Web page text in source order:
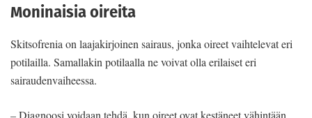
Moninaisia oireita
Skitsofrenia on laajakirjoinen sairaus, jonka oireet vaihtelevat eri
potilailla. Samallakin potilaalla ne voivat olla erilaiset eri
sairaudenvaiheessa.
– Diagnoosi voidaan tehdä, kun oireet ovat kestäneet vähintään